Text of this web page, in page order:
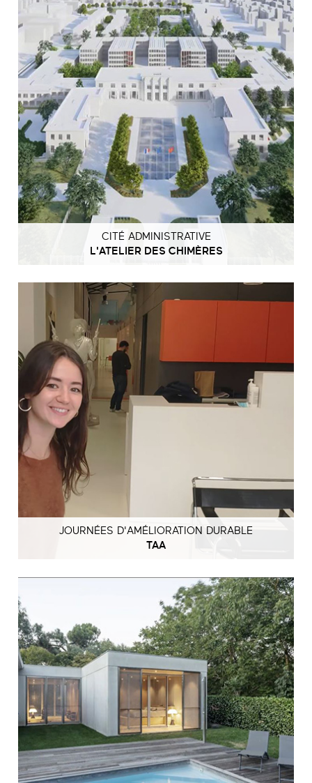
CITÉ ADMINISTRATIVE
L'ATELIER DES CHIMÈRES
JOURNÉES D'AMÉLIORATION DURABLE
TAA